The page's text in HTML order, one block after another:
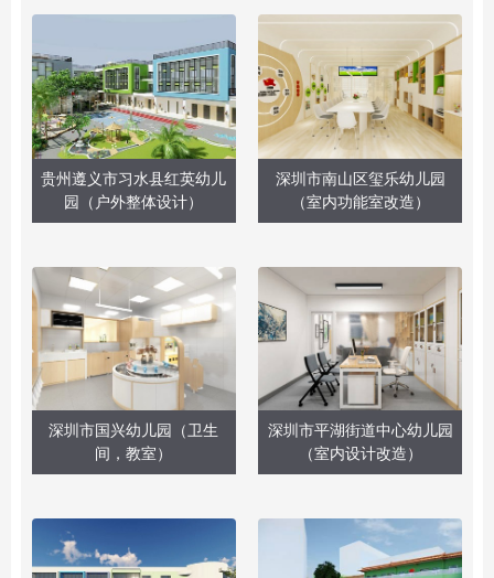
贵州遵义市习水县红英幼儿
园（户外整体设计）
深圳市南山区玺乐幼儿园
（室内功能室改造）
深圳市国兴幼儿园（卫生
间，教室）
深圳市平湖街道中心幼儿园
（室内设计改造）